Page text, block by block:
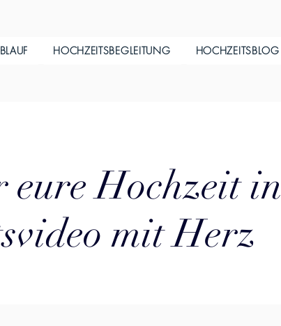
HOCHZEITSBEGLEITUNG HOCHZEITSBLOG
Hochzeit in
mit Herz